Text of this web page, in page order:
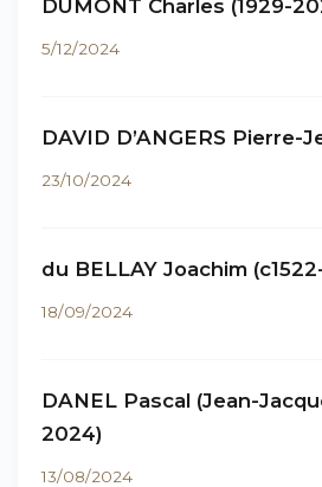
DUMONT Charles (1929-
5/12/2024
DAVID D’ANGERS Pierre-
23/10/2024
du BELLAY Joachim
18/09/2024
DANEL Pascal (Jean-
2024)
13/08/2024